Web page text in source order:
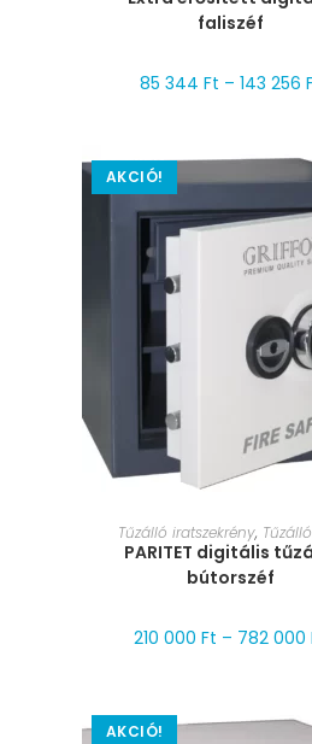
faliszéf
85 344 Ft – 143 256
AKCIÓ!
MÉRET VÁLASZTÁSA
Tűzálló iratszekrény,
PARITET digitális
bútorszéf
210 000Ft – 782 000
AKCIÓ!